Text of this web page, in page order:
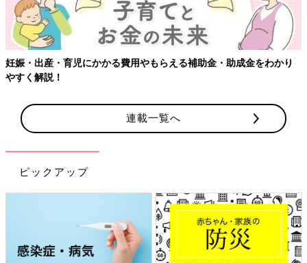
妊娠・出産・育児にかかる費用やもらえる補助金・助成金をわかり
やすく解説！
連載一覧へ
ピックアップ